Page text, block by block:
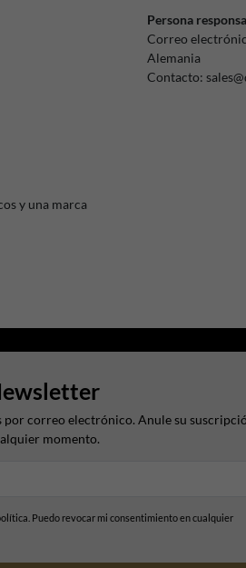
y una marca
Persona
Correo
Alemania
Contacto:
por correo electrónico. Anule su
momento.
Puedo revocar mi consentimiento en cualquier